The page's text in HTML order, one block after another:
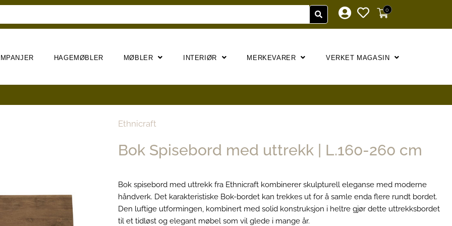
0
HAGEMØBLER MØBLER INTERIØR MERKEVARER VERKET MAGASIN
Ethnicraft
Bok Spisebord med uttrekk | L.160-260 cm
Bok spisebord med uttrekk fra Ethnicraft kombinerer skulpturell eleganse med moderne
håndverk. Det karakteristiske Bok-bordet kan trekkes ut for å samle enda flere rundt bordet.
Den luftige utformingen, kombinert med solid konstruksjon i heltre gjør dette uttrekksbordet
til et tidløst og elegant møbel som vil glede i mange år.